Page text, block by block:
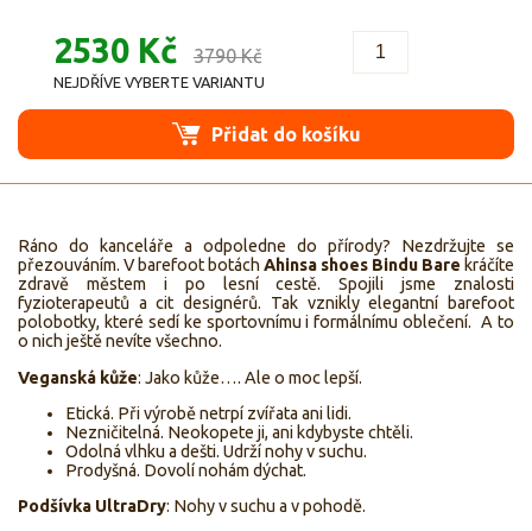
2530 Kč 3790 Kč
NEJDŘÍVE VYBERTE VARIANTU
Přidat do košíku
Ráno do kanceláře a odpoledne do přírody? Nezdržujte se
přezouváním. V barefoot botách Ahinsa shoes Bindu Bare kráčíte
zdravě městem i po lesní cestě. Spojili jsme znalosti
fyzioterapeutů a cit designérů. Tak vznikly elegantní barefoot
polobotky, které sedí ke sportovnímu i formálnímu oblečení. A to
o nich ještě nevíte všechno.
Veganská kůže: Jako kůže…. Ale o moc lepší.
Etická. Při výrobě netrpí zvířata ani lidi.
Nezničitelná. Neokopete ji, ani kdybyste chtěli.
Odolná vlhku a dešti. Udrží nohy v suchu.
Prodyšná. Dovolí nohám dýchat.
Podšívka UltraDry: Nohy v suchu a v pohodě.